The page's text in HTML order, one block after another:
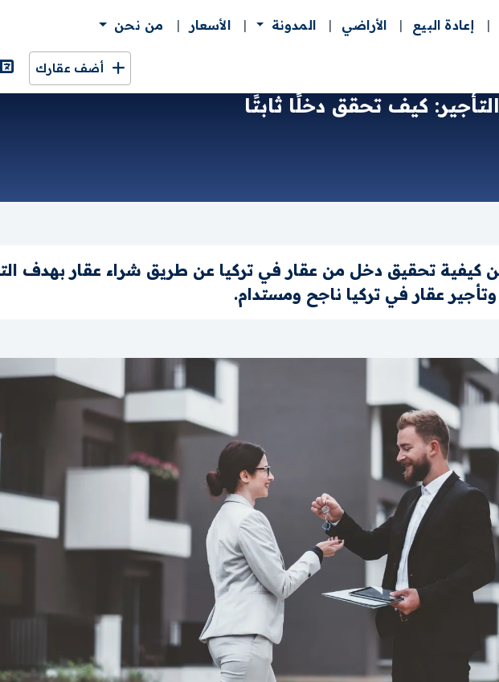
إعادة البيع الأراضي المدونة الأسعار من نحن
أضف عقارك
كيف تحقق دخلًا ثابتًا
كيفية تحقيق دخل من عقار في تركيا عن طريق شراء عقار بهدف
عقار في تركيا ناجح ومستدام.